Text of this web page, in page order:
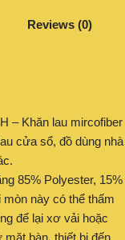
Reviews (0)
– Khăn lau mircofiber
cửa sổ, đồ dùng nhà
85% Polyester, 15%
này có thể thấm
để lại xơ vải hoặc